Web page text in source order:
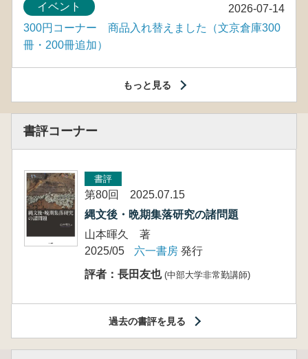
2026-07-14
イベント
300円コーナー 商品入れ替えました（文京倉庫300
冊・200冊追加）
もっと見る
書評コーナー
書評
第80回 2025.07.15
縄文後・晩期集落研究の諸問題
山本暉久 著
2025/05
六一書房 発行
評者：長田友也 (中部大学非常勤講師)
過去の書評を見る